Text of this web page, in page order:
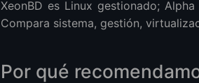
XeonBD es Linux gestionado;
Compara sistema, gestión,
Por qué